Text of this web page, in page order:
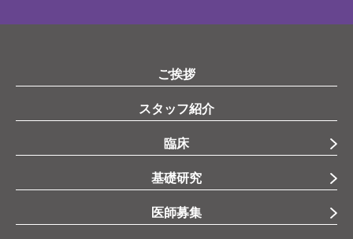
ご挨拶
スタッフ紹介
臨床
基礎研究
医師募集